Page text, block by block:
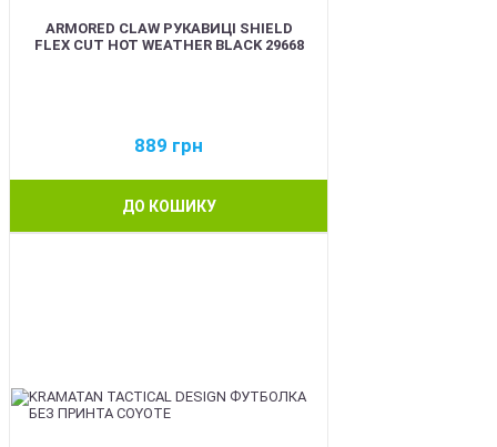
ARMORED CLAW РУКАВИЦІ SHIELD
FLEX CUT HOT WEATHER BLACK 29668
889 грн
ДО КОШИКУ